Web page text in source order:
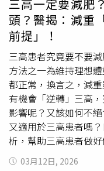
驚覺，對方極可能死
人開始出現不適，包
等典型症狀。他隨即
拉。邁爾強調，斯塔
行手術時，都會完整
備，但面對高傳染性
序，仍可能發生暴露
（RebekahStafford）
四名年幼子女仍留在
爾（Patrick
於病毒風險，目前也
未出現症狀。邁爾坦
三高一定要減肥
頭？醫揭：減重
前提」！
三高患者究竟要不要
方法之一為維持理想
都正常，換言之，減
有機會「逆轉」三高
影響呢？又該如何不
又適用於三高患者嗎
析，幫助三高患者做
上，肥胖與代謝症候
03月12日, 2026